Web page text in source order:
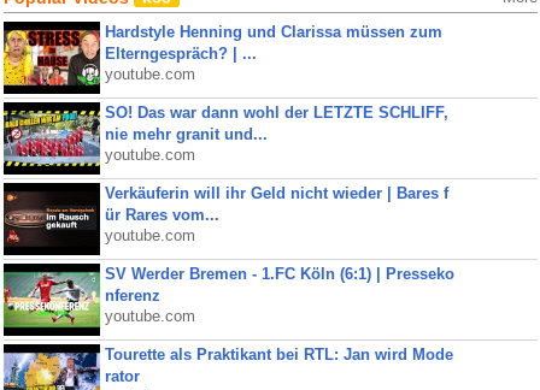
Hardstyle Henning und Clarissa müssen zum
Elterngespräch? | ...
youtube.com
SO! Das war dann wohl der LETZTE SCHLIFF,
nie mehr granit und...
youtube.com
Verkäuferin will ihr Geld nicht wieder | Bares f
ür Rares vom...
youtube.com
SV Werder Bremen - 1.FC Köln (6:1) | Presseko
nferenz
youtube.com
Tourette als Praktikant bei RTL: Jan wird Mode
rator